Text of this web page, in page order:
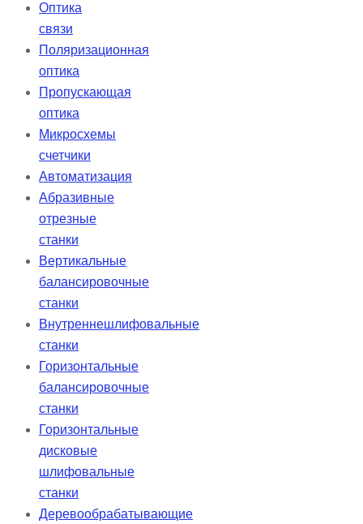
Оптика
связи
Поляризационная
оптика
Пропускающая
оптика
Микросхемы
счетчики
Автоматизация
Абразивные
отрезные
станки
Вертикальные
балансировочные
станки
Внутреннешлифовальные
станки
Горизонтальные
балансировочные
станки
Горизонтальные
дисковые
шлифовальные
станки
Деревообрабатывающие